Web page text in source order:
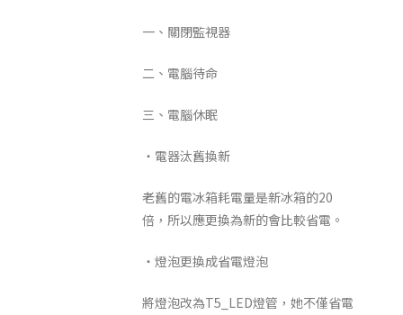
一、關閉監視器
二、電腦待命
三、電腦休眠
‧電器汰舊換新
老舊的電冰箱耗電量是新冰箱的20
倍，所以應更換為新的會比較省電。
‧燈泡更換成省電燈泡
將燈泡改為T5_LED燈管，她不僅省電